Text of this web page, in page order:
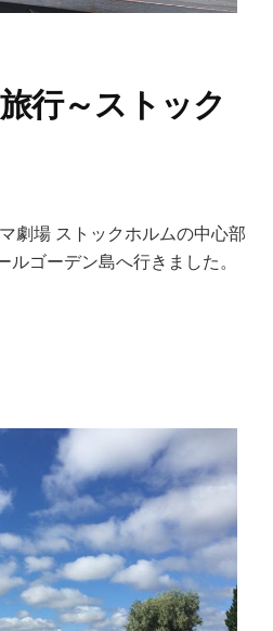
行～ストック
劇場 ストックホルムの中心部
ゴーデン島へ行きました。